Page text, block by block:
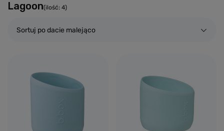
Lagoon(ilość: 4)
Sortuj po dacie malejąco